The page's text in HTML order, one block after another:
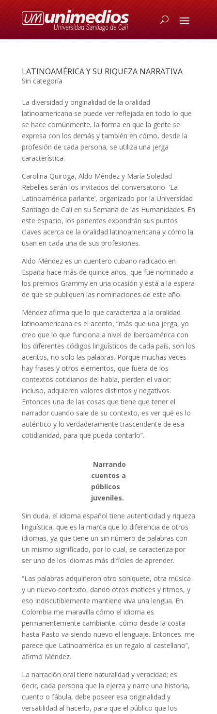
LATINOAMÉRICA Y SU RIQUEZA NARRATIVA
Sin categoría
La diversidad y originalidad de la oralidad
latinoamericana se puede ver reflejada en todo lo que
se hace comúnmente, la forma en que la gente se
expresa con los demás y también en cómo, desde la
profesión de cada persona, se utiliza una jerga
característica.
Carolina Quiroga, Aldo Méndez y María Soledad
Rebelles serán los invitados del conversatorio ‘La
Latinoamérica parlante’, organizado por la Universidad
Santiago de Cali en su Semana de las Humanidades. En
este espacio, los ponentes expondrán sus puntos
claves acerca de la oralidad latinoamericana y cómo la
usan en cada una de sus profesiones.
Aldo Méndez es un cuentero cubano radicado en
España hace más de quince años, que fue nominado a
los premios Grammy en una ocasión y está a la espera
de que se publiquen las nominaciones de este año.
Méndez afirma que lo que caracteriza a la oralidad
latinoamericana es el acento, “más que una jerga, yo
creo que lo que funciona a nivel de Iberoamérica con
los diferentes códigos lingüísticos de cada país, son los
acentos, no solo las palabras. Porque muchas veces
hay frases y otros elementos, que fuera de los
contextos cotidianos del habla, pierden el valor;
incluso, adquieren valores distintos y negativos.
Entonces una de las cosas que tiene que tener el
narrador cuando sale de su contexto, es ver qué es lo
auténtico y lo verdaderamente trascendente de esa
cotidianidad, para que pueda contarlo”.
Narrando
cuentos a
públicos
juveniles.
Sin duda, el idioma español tiene autenticidad y riqueza
lingüística, que es la marca que lo diferencia de otros
idiomas, ya que tiene un sin número de palabras con
un mismo significado, por lo cual, se caracteriza por
ser uno de los idiomas más difíciles de aprender.
“Las palabras adquirieron otro soniquete, otra música
y un nuevo contexto, dando otros matices y ritmos, y
eso indiscutiblemente mantiene viva una lengua. En
Colombia me maravilla cómo el idioma es
permanentemente cambiante, cómo desde la costa
hasta Pasto va siendo nuevo el lenguaje. Entonces. me
parece que Latinoamérica es un regalo al castellano”,
afirmó Méndez.
La narración oral tiene naturalidad y veracidad; es
decir, cada persona que la ejerza y narre una historia,
cuento o fábula, debe poseer esa originalidad y
versatilidad al hacerlo, para que el público que los